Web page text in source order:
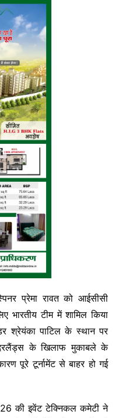
प्रेमा रावत को आईसीसी
भारतीय टीम में शामिल किया
श्रेयंका पाटिल के स्थान पर
के खिलाफ मुकाबले के
पूरे टूर्नामेंट से बाहर हो गई
की इवेंट टेक्निकल कमेटी ने